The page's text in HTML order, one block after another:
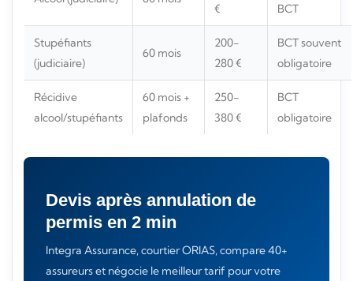
€
BCT
Stupéfiants
(judiciaire)
60 mois
200-
280 €
BCT souvent
obligatoire
Récidive
alcool/stupéfiants
60 mois +
plafonds
250-
380 €
BCT
obligatoire
Devis après annulation de
permis en 2 min
Integra Assurance, courtier ORIAS, compare 40+
assureurs et négocie le meilleur tarif pour votre